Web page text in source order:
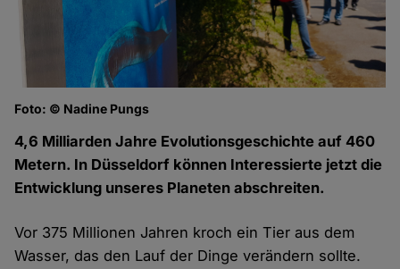
Foto: © Nadine Pungs
4,6 Milliarden Jahre Evolutionsgeschichte auf 460
Metern. In Düsseldorf können Interessierte jetzt die
Entwicklung unseres Planeten abschreiten.
Vor 375 Millionen Jahren kroch ein Tier aus dem
Wasser, das den Lauf der Dinge verändern sollte.